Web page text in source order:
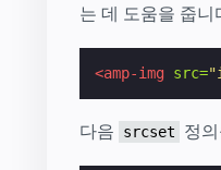
는 데 도움을 줍
<amp-img src=
다음 srcset 정